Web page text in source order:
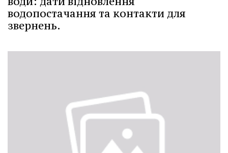
водопостачання та контакти для
звернень.